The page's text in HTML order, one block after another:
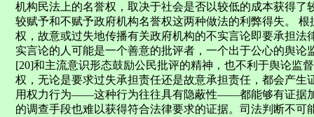
机构民法上的名誉权，取决于社会是否以较低的成本获得
较赋予和不赋予政府机构名誉权这两种做法的利弊得失。
权，故意或过失地传播有关政府机构的不实言论即要承担
实言论的人可能是一个善意的批评者，一个出于公心的舆
[20]和主流意识形态鼓励公民批评的精神，也不利于舆论监
权，无论是要求过失承担责任还是故意承担责任，都会产
用权力行为——这种行为往往具有隐蔽性——都能够有证据
的调查手段也难以获得符合法律要求的证据。司法判断不